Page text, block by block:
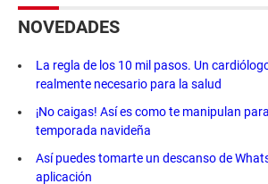
NOVEDADES
La regla de los 10 mil pasos. Un
realmente necesario para la salud
¡No caigas! Así es como te manipulan
temporada navideña
Así puedes tomarte un descanso de
aplicación